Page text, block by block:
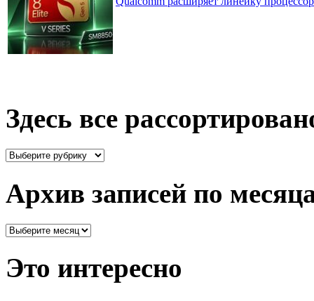
Здесь все
Здесь
Архив записей по
Архив
месяцам
Это интересно